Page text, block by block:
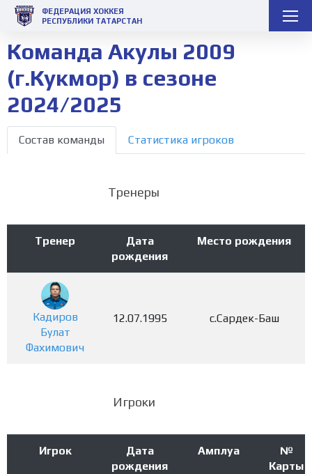
ФЕДЕРАЦИЯ ХОККЕЯ
РЕСПУБЛИКИ ТАТАРСТАН
Команда Акулы 2009
(г.Кукмор) в сезоне
2024/2025
Состав команды Статистика игроков
Тренеры
Тренер
Дата
рождения
Место рождения
Кадиров
Булат
Фахимович
12.07.1995 с.Сардек-Баш
Игроки
Игрок
Дата
рождения
Амплуа
№
Карты